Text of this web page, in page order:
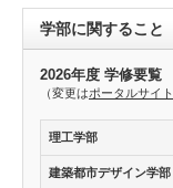
学部に関すること
2026年度 学修要覧
（変更はポータルサイト
理工学部
建築都市デザイン学部